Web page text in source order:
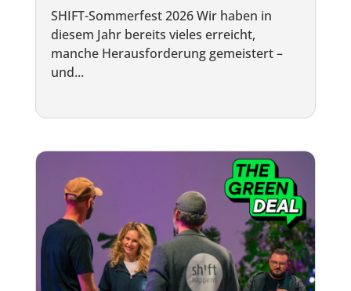
SHIFT-Sommerfest 2026 Wir haben in
diesem Jahr bereits vieles erreicht,
manche Herausforderung gemeistert –
und...